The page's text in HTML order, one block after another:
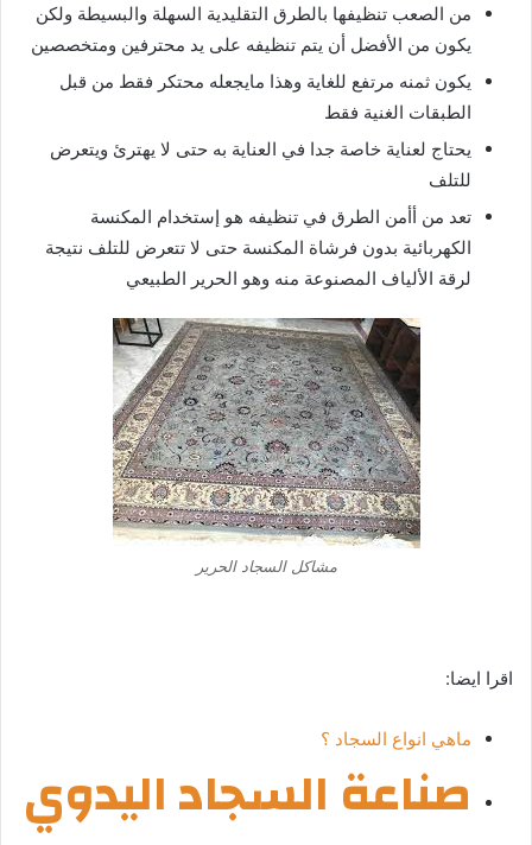
من الصعب تنظيفها بالطرق التقليدية السهلة والبسيطة ولكن
يكون من الأفضل أن يتم تنظيفه على يد محترفين ومتخصصين
يكون ثمنه مرتفع للغاية وهذا مايجعله محتكر فقط من قبل
الطبقات الغنية فقط
يحتاج لعناية خاصة جدا في العناية به حتى لا يهترئ ويتعرض
للتلف
تعد من أأمن الطرق في تنظيفه هو إستخدام المكنسة
الكهربائية بدون فرشاة المكنسة حتى لا تتعرض للتلف نتيجة
لرقة الألياف المصنوعة منه وهو الحرير الطبيعي
مشاكل السجاد الحرير
اقرا ايضا:
ماهي انواع السجاد ؟
صناعة السجاد اليدوي